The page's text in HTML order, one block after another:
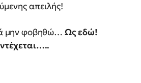
απειλής!
μην φοβηθώ… Ως εδώ!